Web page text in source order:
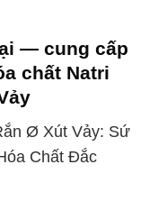
— cung cấp
chất Natri
Ø Xút Vảy: Sứ
Chất Đắc